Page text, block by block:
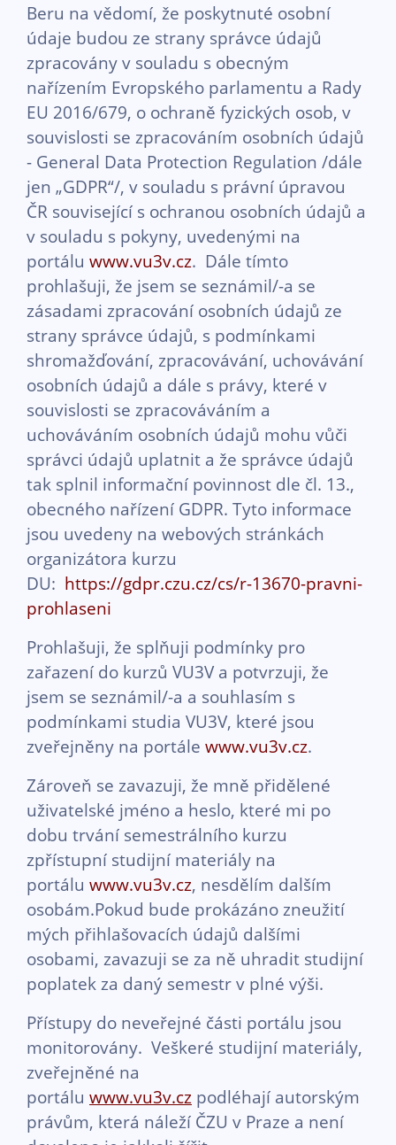
Beru na vědomí, že poskytnuté osobní
údaje budou ze strany správce údajů
zpracovány v souladu s obecným
nařízením Evropského parlamentu a Rady
EU 2016/679, o ochraně fyzických osob, v
souvislosti se zpracováním osobních údajů
- General Data Protection Regulation /dále
jen „GDPR“/, v souladu s právní úpravou
ČR související s ochranou osobních údajů a
v souladu s pokyny, uvedenými na
portálu www.vu3v.cz. Dále tímto
prohlašuji, že jsem se seznámil/-a se
zásadami zpracování osobních údajů ze
strany správce údajů, s podmínkami
shromažďování, zpracovávání, uchovávání
osobních údajů a dále s právy, které v
souvislosti se zpracováváním a
uchováváním osobních údajů mohu vůči
správci údajů uplatnit a že správce údajů
tak splnil informační povinnost dle čl. 13.,
obecného nařízení GDPR. Tyto informace
jsou uvedeny na webových stránkách
organizátora kurzu
DU: https://gdpr.czu.cz/cs/r-13670-pravni-
prohlaseni
Prohlašuji, že splňuji podmínky pro
zařazení do kurzů VU3V a potvrzuji, že
jsem se seznámil/-a a souhlasím s
podmínkami studia VU3V, které jsou
zveřejněny na portále www.vu3v.cz.
Zároveň se zavazuji, že mně přidělené
uživatelské jméno a heslo, které mi po
dobu trvání semestrálního kurzu
zpřístupní studijní materiály na
portálu www.vu3v.cz, nesdělím dalším
osobám.Pokud bude prokázáno zneužití
mých přihlašovacích údajů dalšími
osobami, zavazuji se za ně uhradit studijní
poplatek za daný semestr v plné výši.
Přístupy do neveřejné části portálu jsou
monitorovány. Veškeré studijní materiály,
zveřejněné na
portálu www.vu3v.cz podléhají autorským
právům, která náleží ČZU v Praze a není